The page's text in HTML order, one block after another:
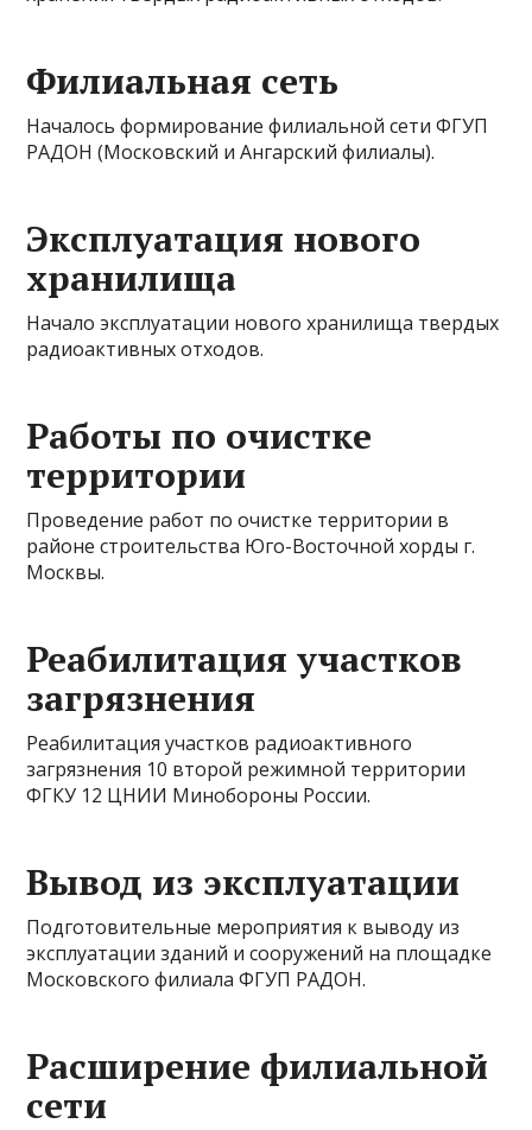
Филиальная сеть
Началось формирование филиальной сети ФГУП
РАДОН (Московский и Ангарский филиалы).
Эксплуатация нового
хранилища
Начало эксплуатации нового хранилища твердых
радиоактивных отходов.
Работы по очистке
территории
Проведение работ по очистке территории в
районе строительства Юго-Восточной хорды г.
Москвы.
Реабилитация участков
загрязнения
Реабилитация участков радиоактивного
загрязнения 10 второй режимной территории
ФГКУ 12 ЦНИИ Минобороны России.
Вывод из эксплуатации
Подготовительные мероприятия к выводу из
эксплуатации зданий и сооружений на площадке
Московского филиала ФГУП РАДОН.
Расширение филиальной
сети